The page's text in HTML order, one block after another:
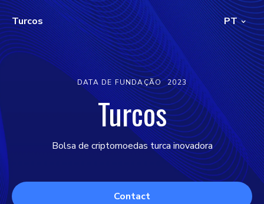
Turcos PT
DATA DE FUNDAÇÃO 2023
Turcos
Bolsa de criptomoedas turca inovadora
Contact